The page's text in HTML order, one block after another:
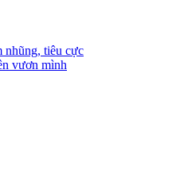
nhũng, tiêu cực
vươn mình